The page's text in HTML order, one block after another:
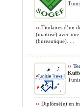
›› Titulaires d’un
(maitrise) avec
(bureautique). ...
››
›› Diplômé(e) en